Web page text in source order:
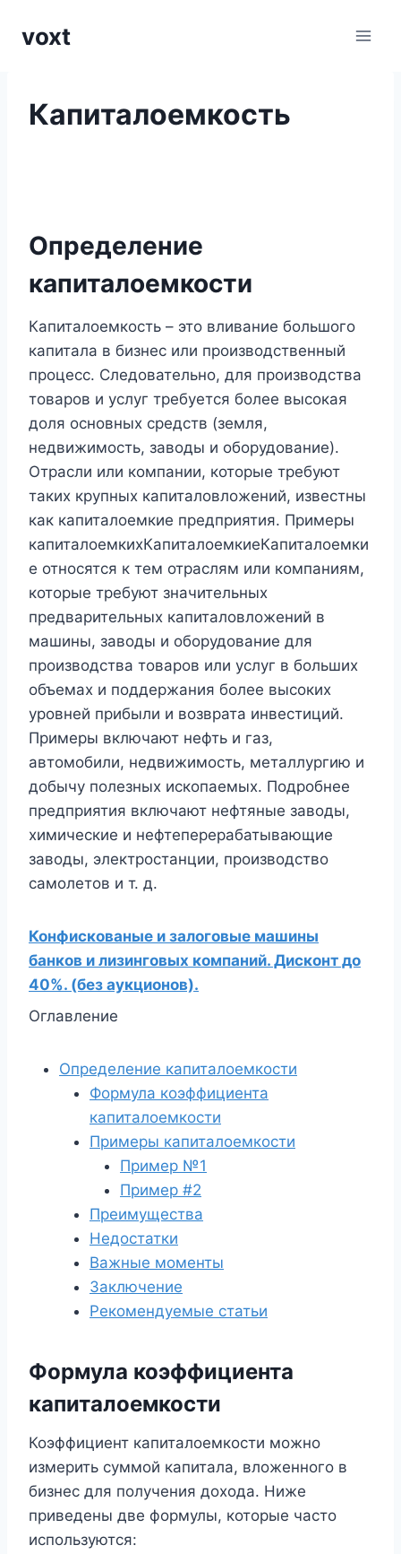
voxt
Капиталоемкость
Определение
капиталоемкости
Капиталоемкость – это вливание большого
капитала в бизнес или производственный
процесс. Следовательно, для производства
товаров и услуг требуется более высокая
доля основных средств (земля,
недвижимость, заводы и оборудование).
Отрасли или компании, которые требуют
таких крупных капиталовложений, известны
как капиталоемкие предприятия. Примеры
капиталоемкихКапиталоемкиеКапиталоемки
е относятся к тем отраслям или компаниям,
которые требуют значительных
предварительных капиталовложений в
машины, заводы и оборудование для
производства товаров или услуг в больших
объемах и поддержания более высоких
уровней прибыли и возврата инвестиций.
Примеры включают нефть и газ,
автомобили, недвижимость, металлургию и
добычу полезных ископаемых. Подробнее
предприятия включают нефтяные заводы,
химические и нефтеперерабатывающие
заводы, электростанции, производство
самолетов и т. д.
Конфискованые и залоговые машины
банков и лизинговых компаний. Дисконт до
40%. (без аукционов).
Оглавление
Определение капиталоемкости
Формула коэффициента
капиталоемкости
Примеры капиталоемкости
Пример №1
Пример #2
Преимущества
Недостатки
Важные моменты
Заключение
Рекомендуемые статьи
Формула коэффициента
капиталоемкости
Коэффициент капиталоемкости можно
измерить суммой капитала, вложенного в
бизнес для получения дохода. Ниже
приведены две формулы, которые часто
используются: